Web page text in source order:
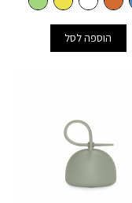
היה:
₪180.
הוא:
₪100.
הוספה לסל